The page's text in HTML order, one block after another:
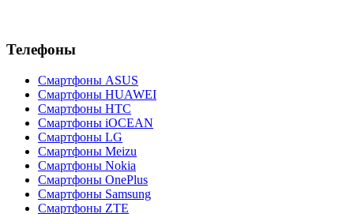
Телефоны
Смартфоны ASUS
Смартфоны HUAWEI
Смартфоны HTC
Смартфоны iOCEAN
Смартфоны LG
Смартфоны Meizu
Смартфоны Nokia
Смартфоны OnePlus
Смартфоны Samsung
Смартфоны ZTE